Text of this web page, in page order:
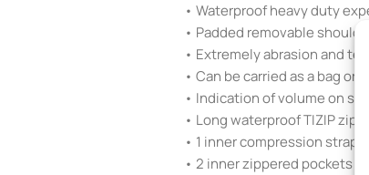
• Waterproof heavy duty
• Padded removable
• Extremely abrasion and
• Can be carried as a bag or
• Indication of volume on
• Long waterproof TIZIP
• 1 inner compression strap
• 2 inner zippered pockets